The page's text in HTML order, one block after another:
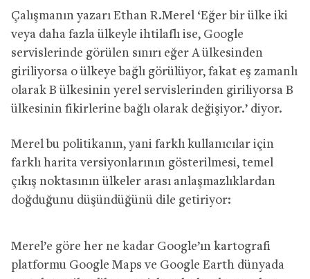
Çalışmanın yazarı Ethan R.Merel ‘Eğer bir ülke iki
veya daha fazla ülkeyle ihtilaflı ise, Google
servislerinde görülen sınırı eğer A ülkesinden
giriliyorsa o ülkeye bağlı görülüyor, fakat eş zamanlı
olarak B ülkesinin yerel servislerinden giriliyorsa B
ülkesinin fikirlerine bağlı olarak değişiyor.’ diyor.
Merel bu politikanın, yani farklı kullanıcılar için
farklı harita versiyonlarının gösterilmesi, temel
çıkış noktasının ülkeler arası anlaşmazlıklardan
doğduğunu düşündüğünü dile getiriyor:
Merel’e göre her ne kadar Google’ın kartografi
platformu Google Maps ve Google Earth dünyada